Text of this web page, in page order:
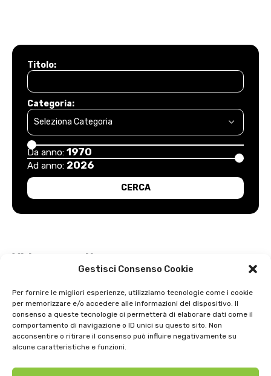
Gestisci Consenso Cookie
Per fornire le migliori esperienze, utilizziamo tecnologie come i cookie
per memorizzare e/o accedere alle informazioni del dispositivo. Il
consenso a queste tecnologie ci permetterà di elaborare dati come il
comportamento di navigazione o ID unici su questo sito. Non
acconsentire o ritirare il consenso può influire negativamente su
alcune caratteristiche e funzioni.
Titolo:
Categoria:
Da anno: 1970
Ad anno: 2026
Video recenti
Intervista a Gian Antonio Stella su “L’orda” di Luigi Bardelli 2002
Festa dell’ Unità PDS: interviste 1991